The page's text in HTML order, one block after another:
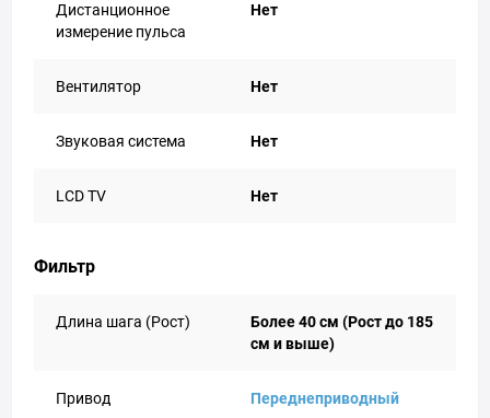
Дистанционное
измерение пульса
Нет
Вентилятор Нет
Звуковая система Нет
LCD TV Нет
Фильтр
Длина шага (Рост)
Более 40 см (Рост до 185
см и выше)
Привод Переднеприводный